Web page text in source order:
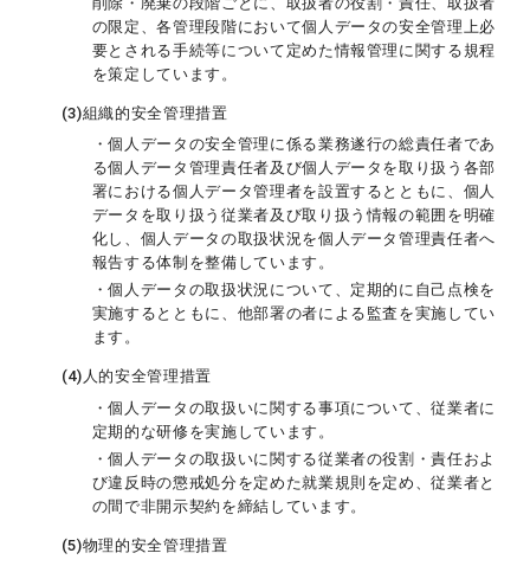
の限定、各管理段階において個人データの安全管理上必
要とされる手続等について定めた情報管理に関する規程
を策定しています。
(3)組織的安全管理措置
・個人データの安全管理に係る業務遂行の総責任者であ
る個人データ管理責任者及び個人データを取り扱う各部
署における個人データ管理者を設置するとともに、個人
データを取り扱う従業者及び取り扱う情報の範囲を明確
化し、個人データの取扱状況を個人データ管理責任者へ
報告する体制を整備しています。
・個人データの取扱状況について、定期的に自己点検を
実施するとともに、他部署の者による監査を実施してい
ます。
(4) 人的安全管理措置
・個人データの取扱いに関する事項について、従業者に
定期的な研修を実施しています。
・個人データの取扱いに関する従業者の役割・責任およ
び違反時の懲戒処分を定めた就業規則を定め、従業者と
の間で非開示契約を締結しています。
(5)物理的安全管理措置